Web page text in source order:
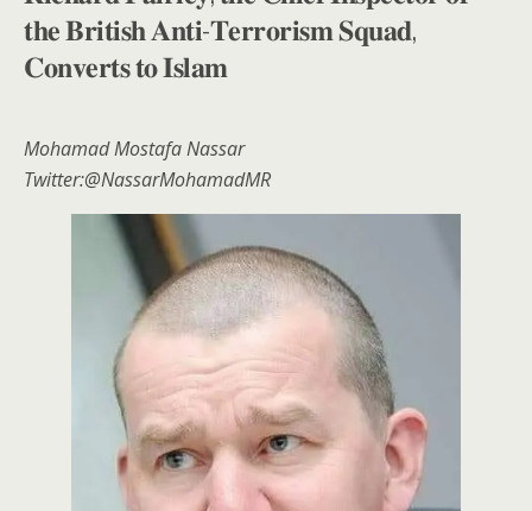
𝐭𝐡𝐞 𝐁𝐫𝐢𝐭𝐢𝐬𝐡 𝐀𝐧𝐭𝐢-𝐓𝐞𝐫𝐫𝐨𝐫𝐢𝐬𝐦 𝐒𝐪𝐮𝐚𝐝,
𝐂𝐨𝐧𝐯𝐞𝐫𝐭𝐬 𝐭𝐨 𝐈𝐬𝐥𝐚𝐦
Mohamad Mostafa Nassar
Twitter:@NassarMohamadMR